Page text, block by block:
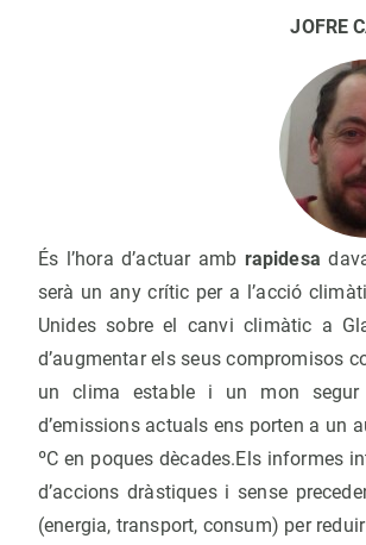
JOFRE
És l’hora d’actuar amb rapidesa
serà un any crític per a l’acció
Unides sobre el canvi climàtic a
d’augmentar els seus compromisos
un clima estable i un mon
d’emissions actuals ens porten a un
ºC en poques dècades.Els informes
d’accions dràstiques i sense
(energia, transport, consum) per